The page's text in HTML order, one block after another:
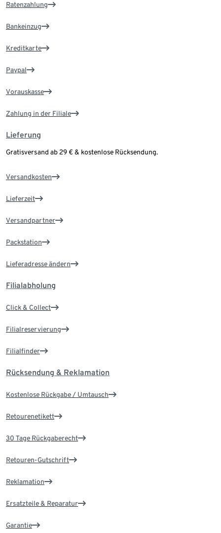
Ratenzahlung
Bankeinzug
Kreditkarte
Paypal
Vorauskasse
Zahlung in der Filiale
Lieferung
Gratisversand ab 29 € & kostenlose Rücksendung.
Versandkosten
Lieferzeit
Versandpartner
Packstation
Lieferadresse ändern
Filialabholung
Click & Collect
Filialreservierung
Filialfinder
Rücksendung & Reklamation
Kostenlose Rückgabe / Umtausch
Retourenetikett
30 Tage Rückgaberecht
Retouren-Gutschrift
Reklamation
Ersatzteile & Reparatur
Garantie